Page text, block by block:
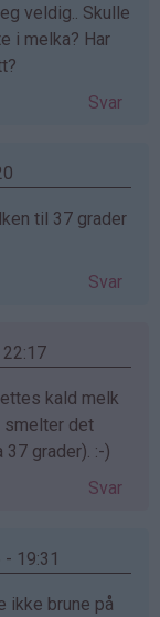
veldig.. Skulle
i melka? Har
Svar
til 37 grader
Svar
kald melk
smelter det
37 grader). :-)
Svar
19:31
ikke brune på